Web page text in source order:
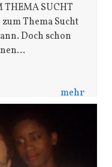
THEMA SUCHT
Thema Sucht
Doch schon
mehr